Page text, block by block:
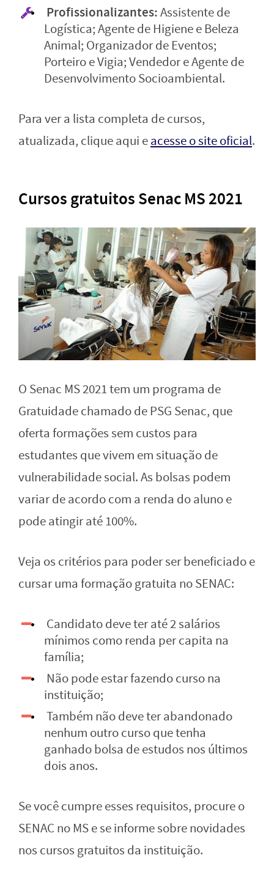
Profissionalizantes:Assistente de
Logística; Agente de Higiene e Beleza
Animal; Organizador de Eventos;
Porteiro e Vigia; Vendedor e Agente de
Desenvolvimento Socioambiental.
Para ver a lista completa de cursos,
atualizada, clique aqui eacesse o site oficial.
Cursos gratuitos Senac MS 2021
O Senac MS 2021 tem um programa de
Gratuidade chamado de PSG Senac, que
oferta formações sem custos para
estudantes que vivem em situação de
vulnerabilidade social. As bolsas podem
variar de acordo com a renda do aluno e
pode atingir até 100%.
Veja os critérios para poder ser beneficiado e
cursar uma formação gratuita no SENAC:
Candidato deve ter até 2 salários
mínimos como renda per capita na
família;
Não pode estar fazendo curso na
instituição;
Também não deve ter abandonado
nenhum outro curso que tenha
ganhado bolsa de estudos nos últimos
dois anos.
Se você cumpre esses requisitos, procure o
SENAC no MS e se informe sobre novidades
nos cursos gratuitos da instituição.